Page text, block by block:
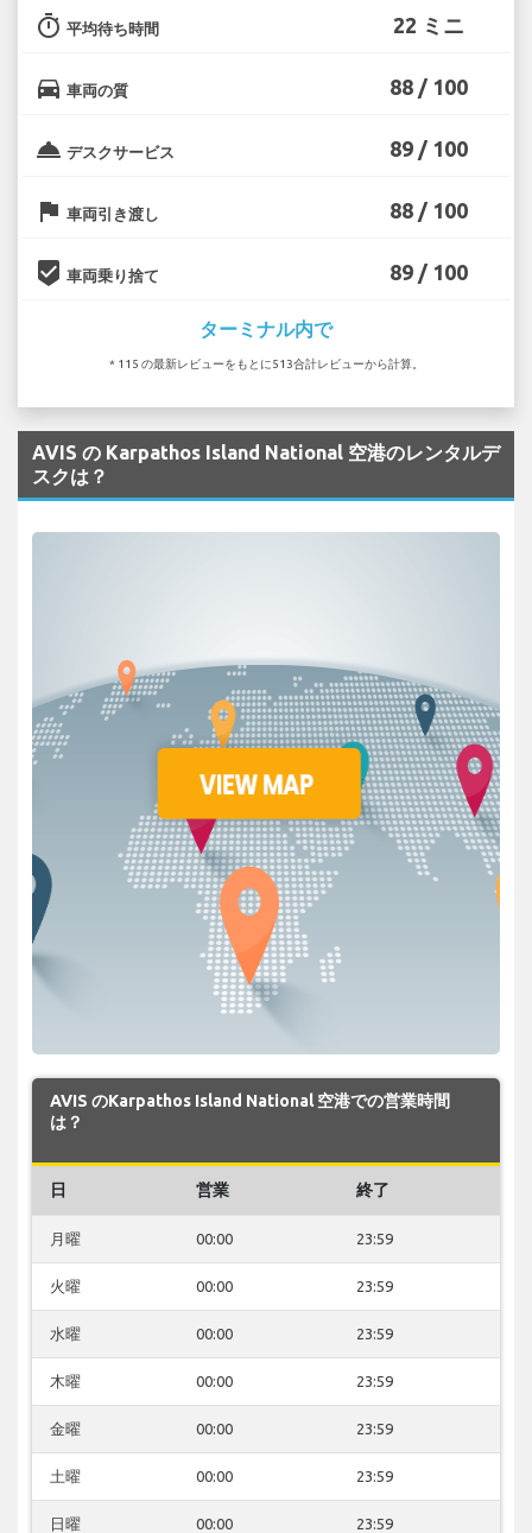
timer 平均待ち時間 22 ミニ
directions_car 車両の質 88 / 100
room_service デスクサービス 89 / 100
flag 車両引き渡し 88 / 100
beenhere 車両乗り捨て 89 / 100
ターミナル内で
* 115 の最新レビューをもとに513合計レビューから計算。
AVIS の Karpathos Island National 空港のレンタルデ
スクは？
AVIS のKarpathos Island National 空港での営業時間
は？
日 営業 終了
月曜 00:00 23:59
火曜 00:00 23:59
水曜 00:00 23:59
木曜 00:00 23:59
金曜 00:00 23:59
土曜 00:00 23:59
日曜 00:00 23:59